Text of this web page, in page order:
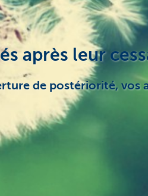
après leur
de postériorité, vos